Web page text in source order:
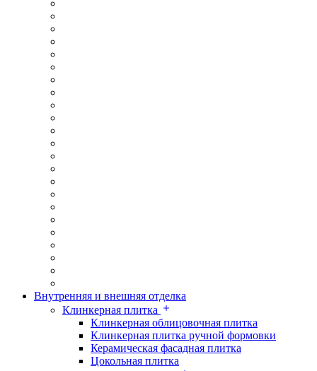
Внутренняя и внешняя отделка
Клинкерная плитка
Клинкерная облицовочная плитка
Клинкерная плитка ручной формовки
Керамическая фасадная плитка
Цокольная плитка